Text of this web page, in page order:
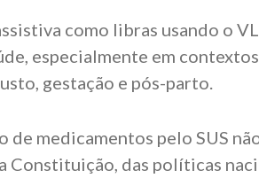
como libras usando o
especialmente em
gestação e pós-parto.
medicamentos pelo SUS
Constituição, das políticas